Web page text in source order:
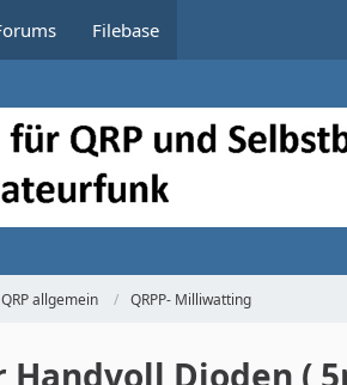
Filebase
QRP allgemein QRPP- Milliwatting
Handvoll Dioden (